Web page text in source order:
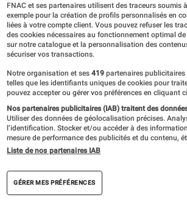
FNAC et ses partenaires utilisent des traceurs
exemple pour la création de profils personnalisés en
liées à votre compte client. Vous pouvez refuser les
des cookies nécessaires au fonctionnement optimal
sur notre catalogue et la personnalisation des
sécuriser vos transactions.
Notre organisation et ses 419 partenaires
telles que les identifiants uniques de cookies pour
pouvez accepter ou gérer vos préférences en cliquant
Nos partenaires publicitaires (IAB) traitent des
Utiliser des données de géolocalisation précises.
l’identification. Stocker et/ou accéder à des
mesure de performance des publicités et du contenu,
Liste de nos partenaires IAB
GÉRER MES PRÉFÉRENCES